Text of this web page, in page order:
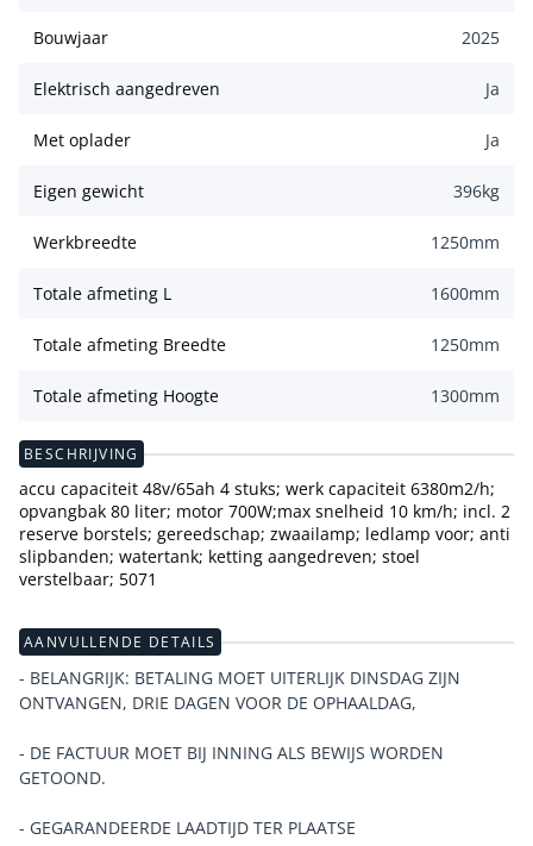
Bouwjaar 2025
Elektrisch aangedreven Ja
Met oplader Ja
Eigen gewicht 396kg
Werkbreedte 1250mm
Totale afmeting L 1600mm
Totale afmeting Breedte 1250mm
Totale afmeting Hoogte 1300mm
BESCHRIJVING
accu capaciteit 48v/65ah 4 stuks; werk capaciteit 6380m2/h;
opvangbak 80 liter; motor 700W;max snelheid 10 km/h; incl. 2
reserve borstels; gereedschap; zwaailamp; ledlamp voor; anti
slipbanden; watertank; ketting aangedreven; stoel
verstelbaar; 5071
AANVULLENDE DETAILS
- BELANGRIJK: BETALING MOET UITERLIJK DINSDAG ZIJN
ONTVANGEN, DRIE DAGEN VOOR DE OPHAALDAG,
- DE FACTUUR MOET BIJ INNING ALS BEWIJS WORDEN
GETOOND.
- GEGARANDEERDE LAADTIJD TER PLAATSE